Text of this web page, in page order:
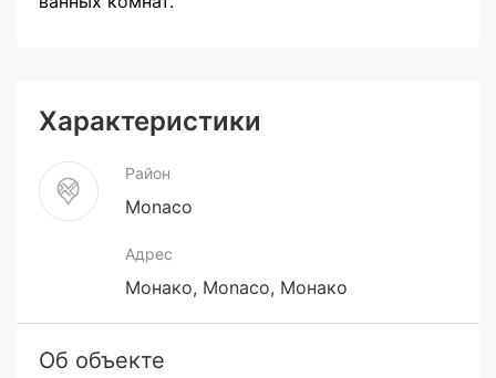
Характеристики
Район
Monaco
Адрес
Монако, Monaco, Монако
Об объекте